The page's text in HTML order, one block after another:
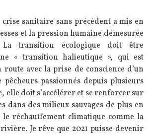
sanitaire sans précèdent a mis en
et la pression humaine démesurée
transition écologique doit être
« transition halieutique », qui est
avec la prise de conscience d’un
passionnés depuis plusieurs
elle doit s’accélérer et se renforcer sur
dans des milieux sauvages de plus en
le réchauffement climatique comme la
Je rêve que 2021 puisse devenir